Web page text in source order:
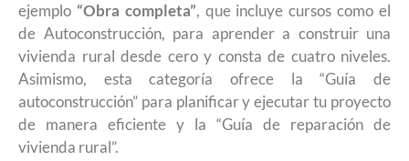
ejemplo “Obra completa”, que incluye cursos como el
de Autoconstrucción, para aprender a construir una
vivienda rural desde cero y consta de cuatro niveles.
Asimismo, esta categoría ofrece la “Guía de
autoconstrucción” para planificar y ejecutar tu proyecto
de manera eficiente y la “Guía de reparación de
vivienda rural”.